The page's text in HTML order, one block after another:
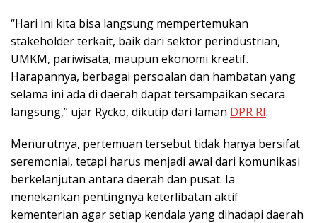
“Hari ini kita bisa langsung mempertemukan
stakeholder terkait, baik dari sektor perindustrian,
UMKM, pariwisata, maupun ekonomi kreatif.
Harapannya, berbagai persoalan dan hambatan yang
selama ini ada di daerah dapat tersampaikan secara
langsung,” ujar Rycko, dikutip dari laman DPR RI.
Menurutnya, pertemuan tersebut tidak hanya bersifat
seremonial, tetapi harus menjadi awal dari komunikasi
berkelanjutan antara daerah dan pusat. Ia
menekankan pentingnya keterlibatan aktif
kementerian agar setiap kendala yang dihadapi daerah